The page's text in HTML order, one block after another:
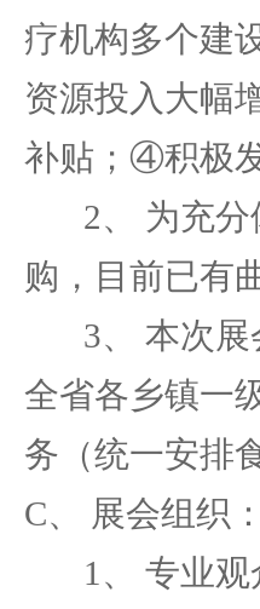
疗机构多个建
资源投入大幅
补贴；④积极
2、 为充分
购，目前已有
3、 本次展
全省各乡镇一
务（统一安排
C、 展会组织：
1、 专业观